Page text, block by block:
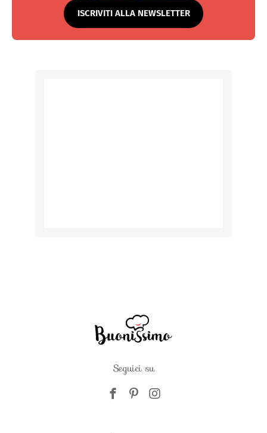
ISCRIVITI ALLA NEWSLETTER
Seguici su